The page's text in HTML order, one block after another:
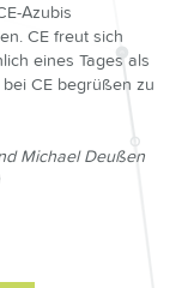
Azubis
CE freut sich
eines Tages als
CE begrüßen zu
Michael Deußen